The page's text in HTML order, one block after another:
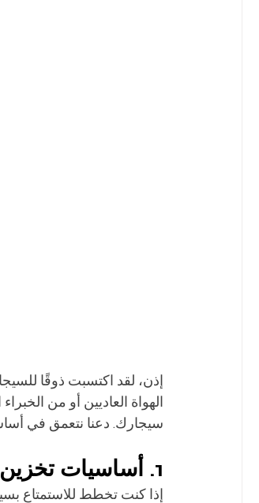
إذن، لقد اكتسبت ذوقًا
الهواة العاديين أو من
سيجارك. دعنا نتعمق في
1. أساسيات تخزين السيجار
إذا كنت تخطط للاستمتاع